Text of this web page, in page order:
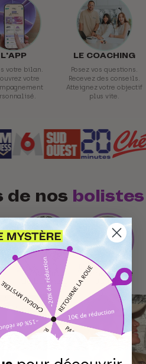
L'APP
votre bilan.
votre
LE COACHING
Posez vos questions.
Recevez des conseils.
Atteignez votre objectif
plus vite.
de nos bolistes